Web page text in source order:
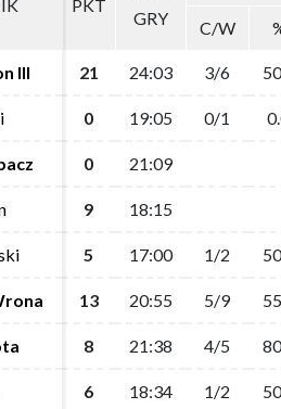
PKT
GRY
C/W
III 21 24:03 3/6
0 19:05 0/1
0 21:09
9 18:15
5 17:00 1/2
13 20:55 5/9
8 21:38 4/5
6 18:34 1/2
PKT
GRY
C/W
III 21 24:03 3/6
0 19:05 0/1
0 21:09
9 18:15
5 17:00 1/2
13 20:55 5/9
8 21:38 4/5
6 18:34 1/2